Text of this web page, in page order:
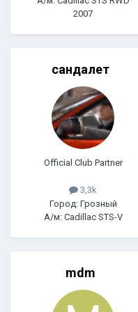
2007
сандалет
Official Club Partner
3,3k
Город: Грозный
А/м: Cadillac STS-V
mdm